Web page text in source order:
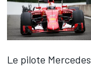
Le pilote Mercedes